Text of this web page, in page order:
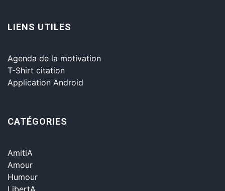
LIENS UTILES
Agenda de la motivation
T-Shirt citation
Application Android
CATÉGORIES
AmitiA
Amour
Humour
LibertA